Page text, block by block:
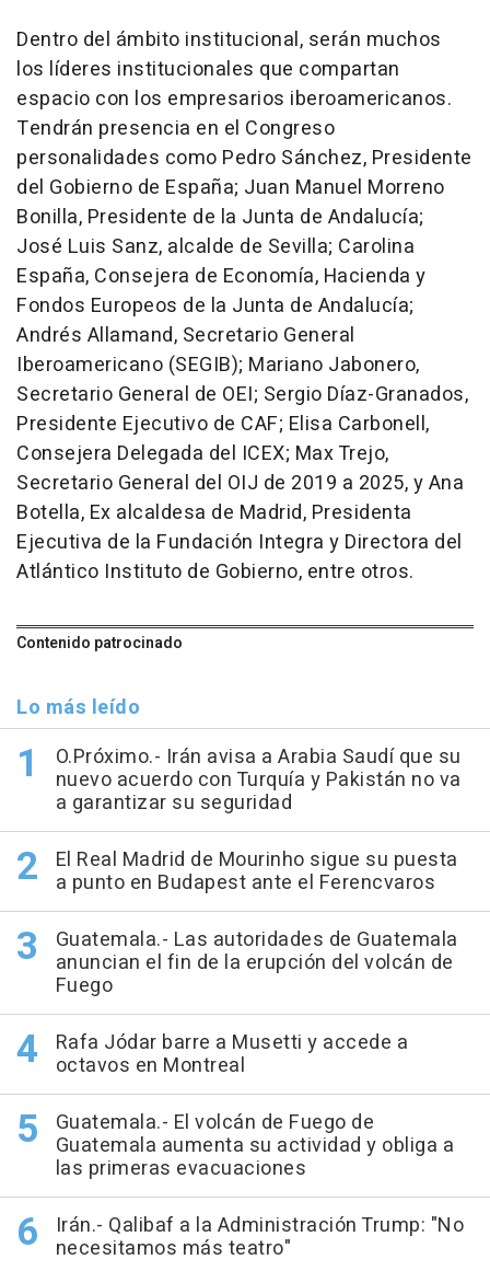
Dentro del ámbito institucional, serán muchos
los líderes institucionales que compartan
espacio con los empresarios iberoamericanos.
Tendrán presencia en el Congreso
personalidades como Pedro Sánchez, Presidente
del Gobierno de España; Juan Manuel Morreno
Bonilla, Presidente de la Junta de Andalucía;
José Luis Sanz, alcalde de Sevilla; Carolina
España, Consejera de Economía, Hacienda y
Fondos Europeos de la Junta de Andalucía;
Andrés Allamand, Secretario General
Iberoamericano (SEGIB); Mariano Jabonero,
Secretario General de OEI; Sergio Díaz-Granados,
Presidente Ejecutivo de CAF; Elisa Carbonell,
Consejera Delegada del ICEX; Max Trejo,
Secretario General del OIJ de 2019 a 2025, y Ana
Botella, Ex alcaldesa de Madrid, Presidenta
Ejecutiva de la Fundación Integra y Directora del
Atlántico Instituto de Gobierno, entre otros.
Contenido patrocinado
Lo más leído
O.Próximo.- Irán avisa a Arabia Saudí que su
nuevo acuerdo con Turquía y Pakistán no va
a garantizar su seguridad
El Real Madrid de Mourinho sigue su puesta
a punto en Budapest ante el Ferencvaros
Guatemala.- Las autoridades de Guatemala
anuncian el fin de la erupción del volcán de
Fuego
Rafa Jódar barre a Musetti y accede a
octavos en Montreal
Guatemala.- El volcán de Fuego de
Guatemala aumenta su actividad y obliga a
las primeras evacuaciones
Irán.- Qalibaf a la Administración Trump: "No
necesitamos más teatro"